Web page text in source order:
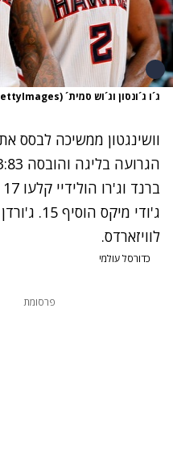
ג´ו ג´ונסון וג´וש סמית´ (GettyImages)
וושינגטון ממשיכה לבסס
לוויזארדס.
כדורסל עולמי
פרסומת